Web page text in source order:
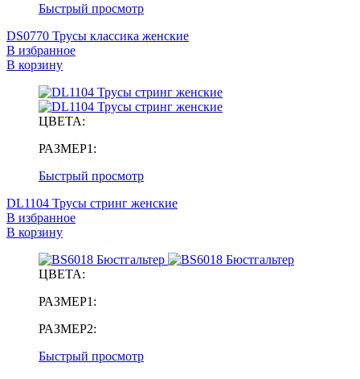
Быстрый просмотр
DS0770 Трусы классика женские
В избранное
В корзину
ЦВЕТА:
РАЗМЕР1:
Быстрый просмотр
DL1104 Трусы стринг женские
В избранное
В корзину
ЦВЕТА:
РАЗМЕР1:
РАЗМЕР2:
Быстрый просмотр